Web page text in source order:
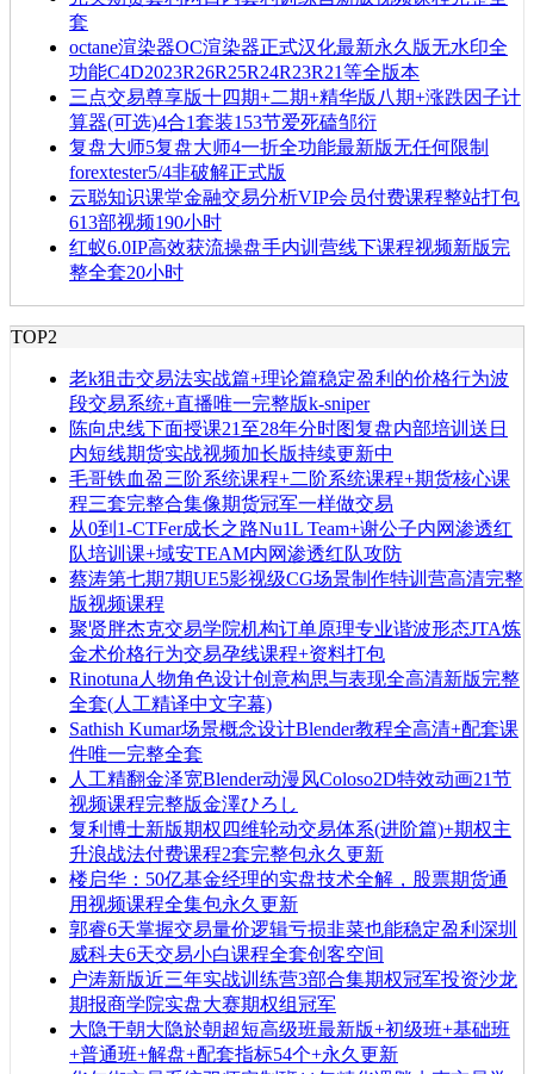
套
octane渲染器OC渲染器正式汉化最新永久版无水印全
功能C4D2023R26R25R24R23R21等全版本
三点交易尊享版十四期+二期+精华版八期+涨跌因子计
算器(可选)4合1套装153节爱死磕邹衍
复盘大师5复盘大师4一折全功能最新版无任何限制
forextester5/4非破解正式版
云聪知识课堂金融交易分析VIP会员付费课程整站打包
613部视频190小时
红蚁6.0IP高效获流操盘手内训营线下课程视频新版完
整全套20小时
TOP2
老k狙击交易法实战篇+理论篇稳定盈利的价格行为波
段交易系统+直播唯一完整版k-sniper
陈向忠线下面授课21至28年分时图复盘内部培训送日
内短线期货实战视频加长版持续更新中
毛哥铁血盈三阶系统课程+二阶系统课程+期货核心课
程三套完整合集像期货冠军一样做交易
从0到1-CTFer成长之路Nu1L Team+谢公子内网渗透红
队培训课+域安TEAM内网渗透红队攻防
蔡涛第七期7期UE5影视级CG场景制作特训营高清完整
版视频课程
聚贤胖杰克交易学院机构订单原理专业谐波形态JTA炼
金术价格行为交易孕线课程+资料打包
Rinotuna人物角色设计创意构思与表现全高清新版完整
全套(人工精译中文字幕)
Sathish Kumar场景概念设计Blender教程全高清+配套课
件唯一完整全套
人工精翻金泽宽Blender动漫风Coloso2D特效动画21节
视频课程完整版金澤ひろし
复利博士新版期权四维轮动交易体系(进阶篇)+期权主
升浪战法付费课程2套完整包永久更新
楼启华：50亿基金经理的实盘技术全解，股票期货通
用视频课程全集包永久更新
郭睿6天掌握交易量价逻辑亏损韭菜也能稳定盈利深圳
威科夫6天交易小白课程全套创客空间
户涛新版近三年实战训练营3部合集期权冠军投资沙龙
期报商学院实盘大赛期权组冠军
大隐于朝大隐於朝超短高级班最新版+初级班+基础班
+普通班+解盘+配套指标54个+永久更新